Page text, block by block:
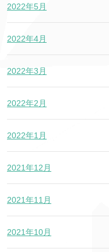
2022年5月
2022年4月
2022年3月
2022年2月
2022年1月
2021年12月
2021年11月
2021年10月